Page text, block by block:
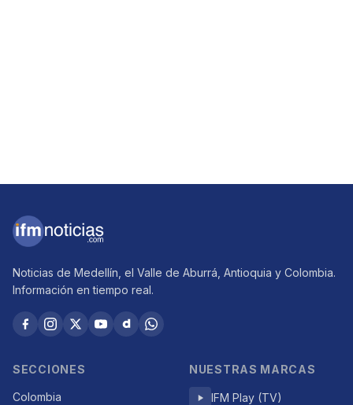
Noticias de Medellín, el Valle de Aburrá, Antioquia y Colombia.
Información en tiempo real.
SECCIONES
Colombia
NUESTRAS MARCAS
IFM Play (TV)